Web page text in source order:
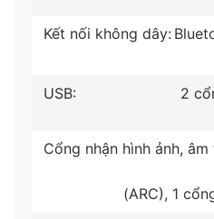
– Công nghệX-Balanced
bổ sung vào chất lượng
phong phú, xem phim
– Các công nghệ Dolby
S-Master
kiến tạo không
Kết nối không dây:
USB: 2
Cổng nhận hình ảnh, âm
(ARC), 1